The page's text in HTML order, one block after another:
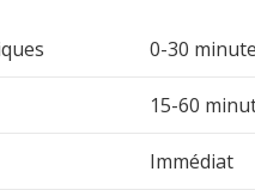
0-30
15-60
Immédiat